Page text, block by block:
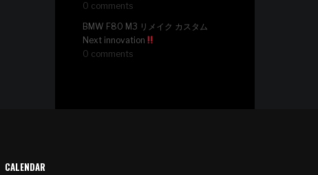
0 comments
BMW F80 M3 リメイク カスタム
Next innovation
0 comments
CALENDAR